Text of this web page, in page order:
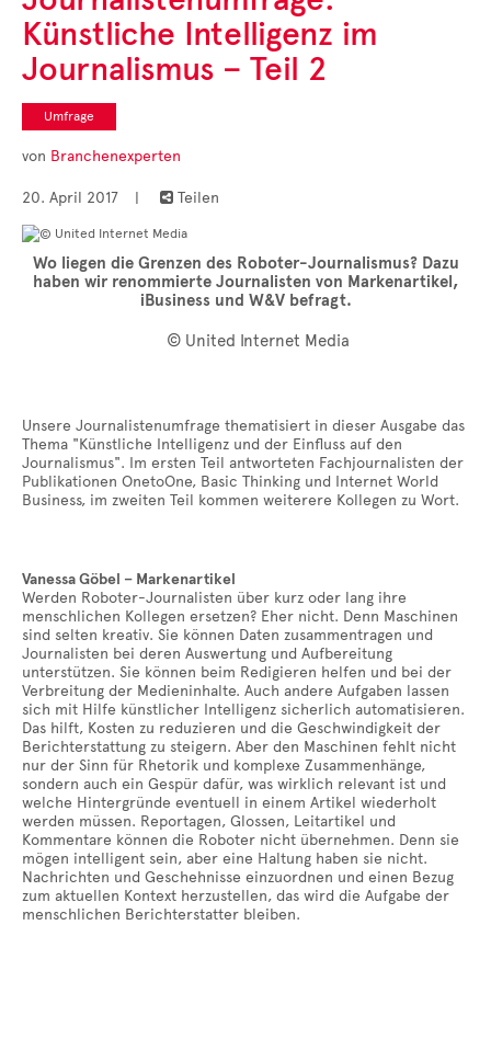
Cases
• Themen-Serien
• Kurzinterviews
Künstliche Intelligenz im
Journalismus – Teil 2
Umfrage
von Branchenexperten
20. April 2017 |  Teilen
Wo liegen die Grenzen des Roboter-Journalismus? Dazu
haben wir renommierte Journalisten von Markenartikel,
iBusiness und W&V befragt.
© United Internet Media
Unsere Journalistenumfrage thematisiert in dieser Ausgabe das
Thema "Künstliche Intelligenz und der Einfluss auf den
Journalismus". Im ersten Teil antworteten Fachjournalisten der
Publikationen OnetoOne, Basic Thinking und Internet World
Business, im zweiten Teil kommen weiterere Kollegen zu Wort.
Vanessa Göbel – Markenartikel
Werden Roboter-Journalisten über kurz oder lang ihre
menschlichen Kollegen ersetzen? Eher nicht. Denn Maschinen
sind selten kreativ. Sie können Daten zusammentragen und
Journalisten bei deren Auswertung und Aufbereitung
unterstützen. Sie können beim Redigieren helfen und bei der
Verbreitung der Medieninhalte. Auch andere Aufgaben lassen
sich mit Hilfe künstlicher Intelligenz sicherlich automatisieren.
Das hilft, Kosten zu reduzieren und die Geschwindigkeit der
Berichterstattung zu steigern. Aber den Maschinen fehlt nicht
nur der Sinn für Rhetorik und komplexe Zusammenhänge,
sondern auch ein Gespür dafür, was wirklich relevant ist und
welche Hintergründe eventuell in einem Artikel wiederholt
werden müssen. Reportagen, Glossen, Leitartikel und
Kommentare können die Roboter nicht übernehmen. Denn sie
mögen intelligent sein, aber eine Haltung haben sie nicht.
Nachrichten und Geschehnisse einzuordnen und einen Bezug
zum aktuellen Kontext herzustellen, das wird die Aufgabe der
menschlichen Berichterstatter bleiben.